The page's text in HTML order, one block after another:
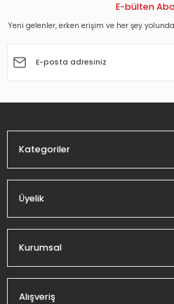
E-bülten
Yeni gelenler, erken erişim ve her şey
Kategoriler
Üyelik
Kurumsal
Alışveriş